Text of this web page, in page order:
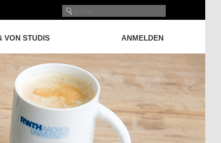
VON STUDIS ANMELDEN